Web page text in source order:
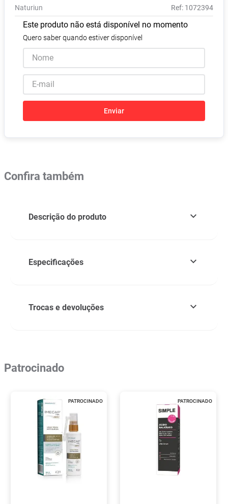
Naturiun : 1072394
Este produto não está disponível no momento
Quero saber quando estiver disponível
Enviar
Confira também
Descrição do produto
Especificações
Trocas e devoluções
Patrocinado
PATROCINADO PATROCINADO
8º
9º Vitamina D
10º Soro Fisiológico